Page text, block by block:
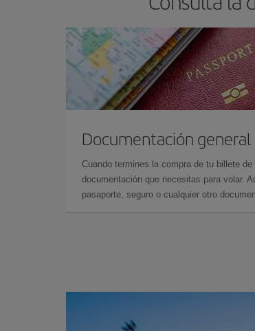
Documentación general
Cuando termines la compra de tu billete
documentación que necesitas para volar.
pasaporte, seguro o cualquier otro